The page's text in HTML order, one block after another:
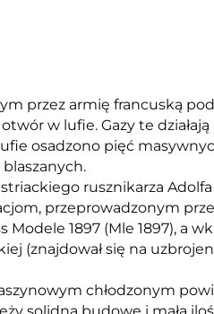
przez armię francuską
w lufie. Gazy te
osadzono pięć
rusznikarza
przeprowadzonym
1897 (Mle 1897), a
(znajdował się na
chłodzonym